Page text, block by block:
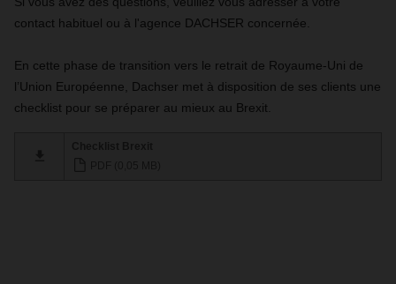
contact habituel ou à l'agence DACHSER concernée.
En cette phase de transition vers le retrait de Royaume-Uni de
l’Union Européenne, Dachser met à disposition de ses clients une
checklist pour se préparer au mieux au Brexit.